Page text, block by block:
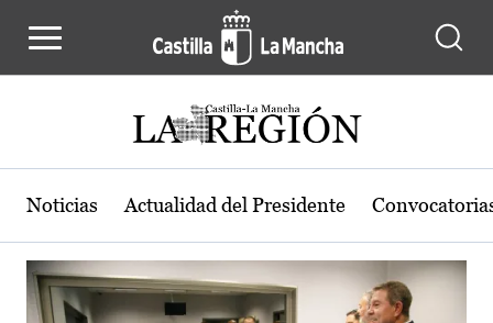
Actualidad de la región de Castilla-
Noticias Actualidad del Presidente